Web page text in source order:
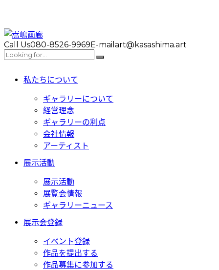
Call Us080-8526-9969E-mail art@kasashima.art
私たちについて
ギャラリーについて
経営理念
ギャラリーの利点
会社情報
アーティスト
展示活動
展示活動
展覧会情報
ギャラリーニュース
展示会登録
イベント登録
作品を提出する
作品募集に参加する